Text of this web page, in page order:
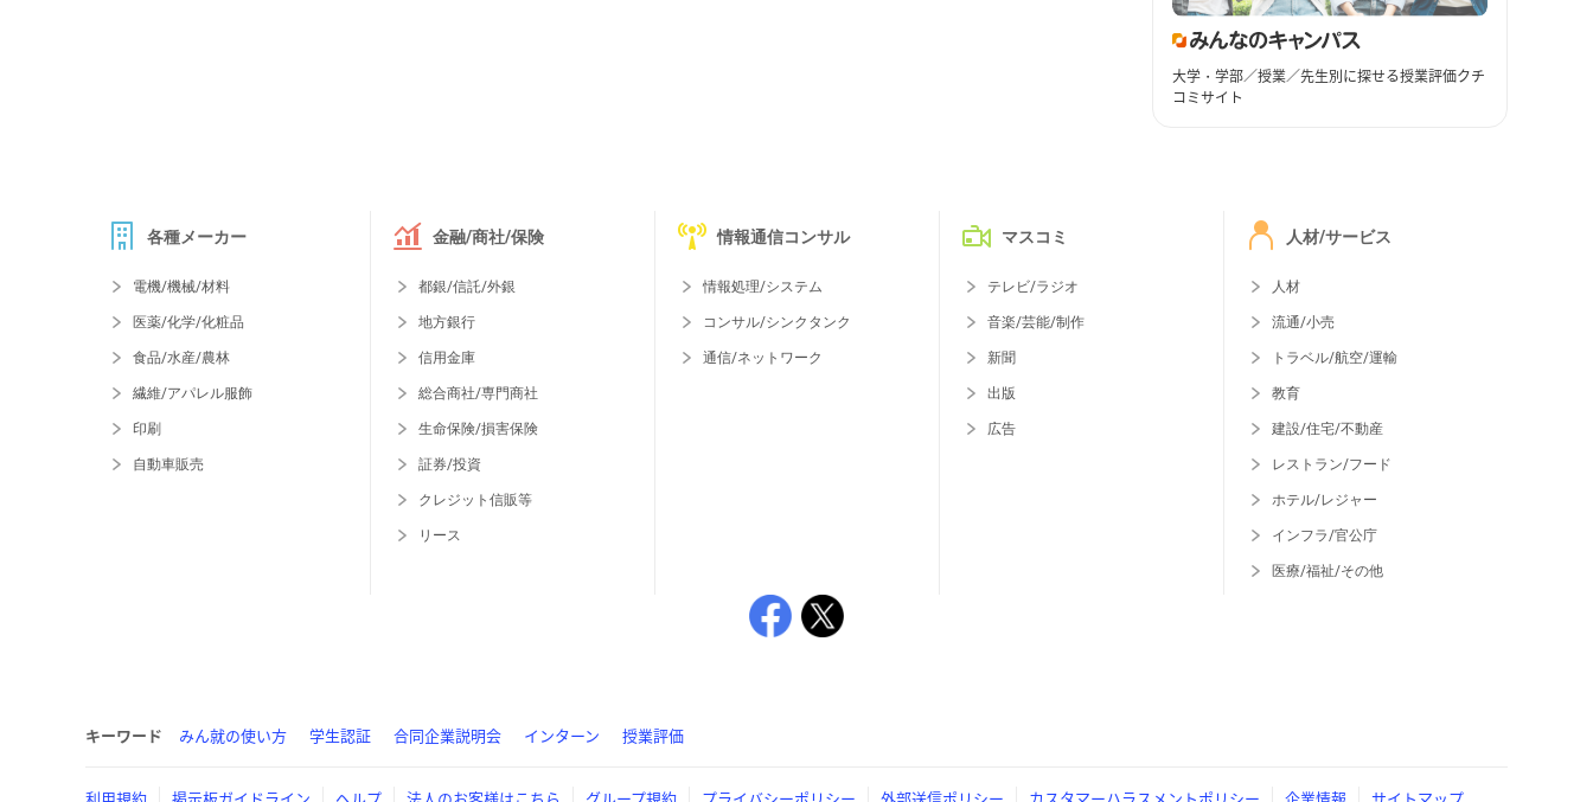
大学・学部／授業／先生別に探せる授業評価クチ
コミサイト
各種メーカー
電機/機械/材料
医薬/化学/化粧品
食品/水産/農林
繊維/アパレル服飾
印刷
自動車販売
金融/商社/保険
都銀/信託/外銀
地方銀行
信用金庫
総合商社/専門商社
生命保険/損害保険
証券/投資
クレジット信販等
リース
情報通信コンサル
情報処理/システム
コンサル/シンクタンク
通信/ネットワーク
マスコミ
テレビ/ラジオ
音楽/芸能/制作
新聞
出版
広告
人材/サービス
人材
流通/小売
トラベル/航空/運輸
教育
建設/住宅/不動産
レストラン/フード
ホテル/レジャー
インフラ/官公庁
医療/福祉/その他
キーワード みん就の使い方 学生認証 合同企業説明会 インターン 授業評価